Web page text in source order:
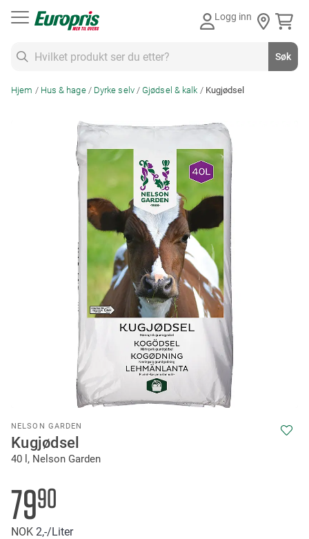
Logg inn
Søk
Hjem Hus & hage Dyrke selv Gjødsel & kalk Kugjødsel
NELSON GARDEN
Kugjødsel
40 l, Nelson Garden
7990
NOK 2,-/Liter
to
the
beginning
the
images
gallery